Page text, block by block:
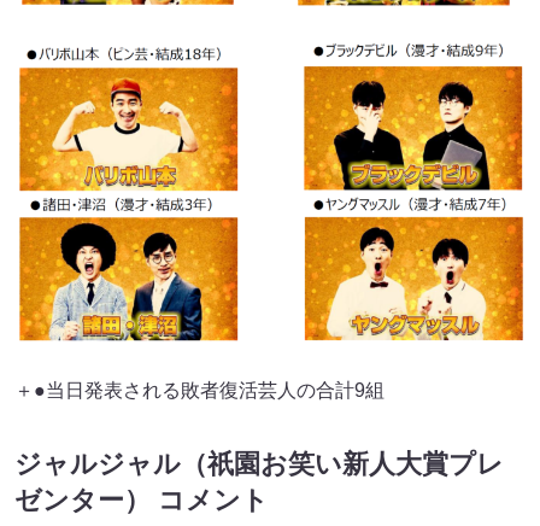
＋●当日発表される敗者復活芸人の合計9組
ジャルジャル（祇園お笑い新人大賞プレ
ゼンター） コメント